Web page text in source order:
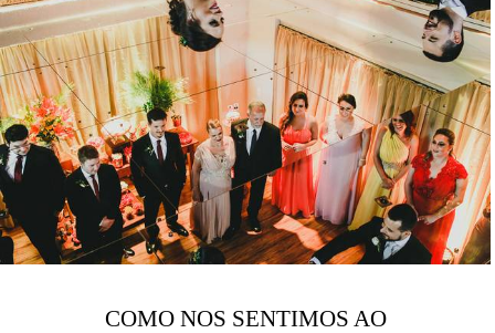
COMO NOS SENTIMOS AO